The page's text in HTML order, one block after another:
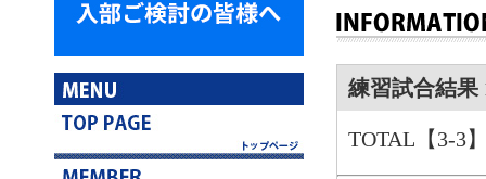
練習試合結果
TOTAL【3-3